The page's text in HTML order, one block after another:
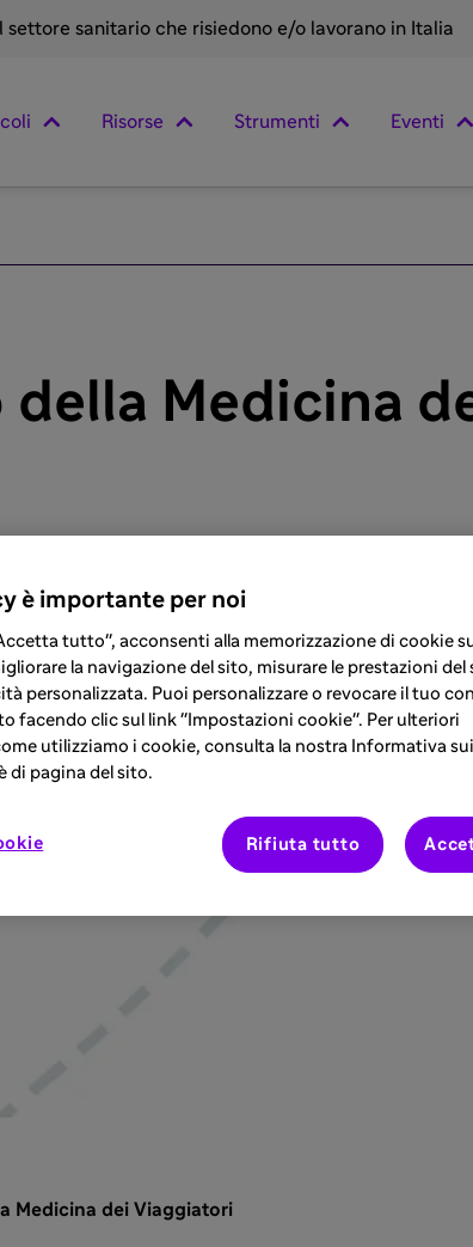
sanitario che risiedono e/o lavorano in Italia
Risorse Strumenti Eventi
della Medicina
Medicina dei Viaggiatori
è importante per noi
tutto", acconsenti alla memorizzazione di cookie
la navigazione del sito, misurare le prestazioni del
personalizzata. Puoi personalizzare o revocare il tuo
facendo clic sul link "Impostazioni cookie". Per ulteriori
utilizziamo i cookie, consulta la nostra Informativa
di pagina del sito.
Rifiuta tutto